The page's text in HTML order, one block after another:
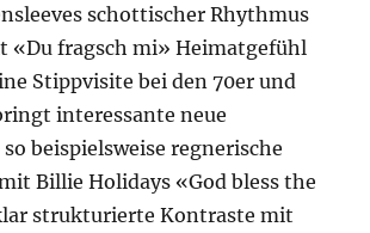
schottischer Rhythmus
«Du fragsch mi» Heimatgefühl
Stippvisite bei den 70er und
interessante neue
beispielsweise regnerische
Billie Holidays «God bless the
strukturierte Kontraste mit